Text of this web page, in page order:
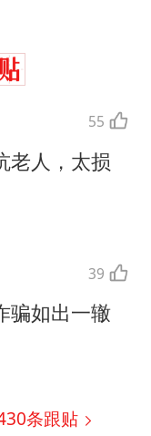
55
老人，太损
39
骗如出一辙
条跟贴